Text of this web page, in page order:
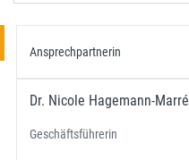
Ansprechpartnerin
Dr. Nicole Hagemann-Marré
Geschäftsführerin